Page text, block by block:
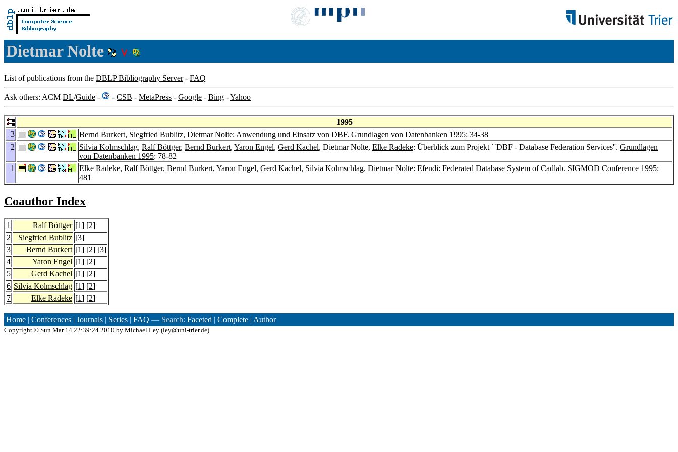
Dietmar Nolte
List of publications from the DBLP Bibliography Server- FAQ
Ask others: ACM DL/Guide - - CSB - MetaPress - Google - Bing -Yahoo
1995
3
Bernd Burkert, Siegfried Bublitz, Dietmar Nolte: Anwendung und Einsatz von DBF. Grundlagen von Datenbanken 1995: 34-38
2
Silvia Kolmschlag, Ralf Böttger, Bernd Burkert, Yaron Engel, Gerd Kachel, Dietmar Nolte, Elke Radeke: Überblick zum Projekt ``DBF - Database Federation Services''. Grundlagen
von Datenbanken 1995: 78-82
1
Elke Radeke, Ralf Böttger, Bernd Burkert, Yaron Engel, Gerd Kachel, Silvia Kolmschlag, Dietmar Nolte: Efendi: Federated Database System of Cadlab. SIGMOD Conference 1995:
481
Coauthor Index
1 Ralf Böttger [1] [2]
2
Siegfried Bublitz [3]
3
Bernd Burkert [1] [2] [3]
4
Yaron Engel [1] [2]
5
Gerd Kachel [1] [2]
6 Silvia Kolmschlag [1] [2]
7
Elke Radeke [1] [2]
Home | Conferences | Journals | Series | FAQ — Search: Faceted | Complete | Author
Copyright © Sun Mar 14 22:39:24 2010 by Michael Ley (ley@uni-trier.de)